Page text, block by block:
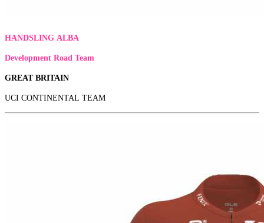
HANDSLING ALBA
Development Road Team
GREAT BRITAIN
UCI CONTINENTAL TEAM